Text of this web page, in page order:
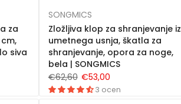
za
siva
SONGMICS
Zložljiva klop za shranjevanje iz
umetnega usnja, škatla za
shranjevanje, opora za noge,
bela | SONGMICS
€62,60 €53,00
3 ocen